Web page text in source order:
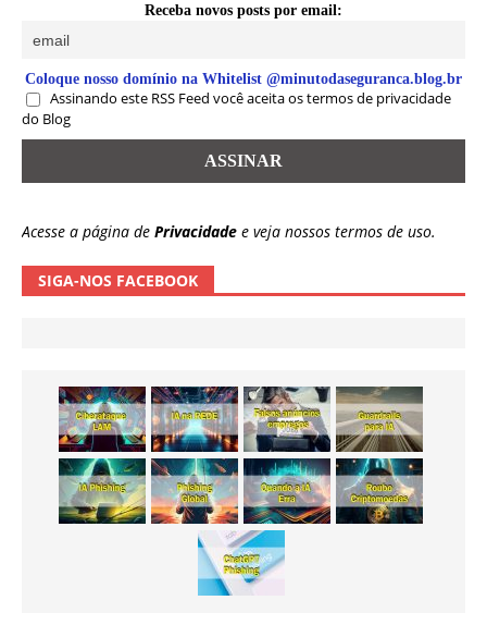
Receba novos posts por email:
Coloque nosso domínio na Whitelist @minutodaseguranca.blog.br
Assinando este RSS Feed você aceita os termos de privacidade
do Blog
Acesse a página de Privacidade e veja nossos termos de uso.
SIGA-NOS FACEBOOK